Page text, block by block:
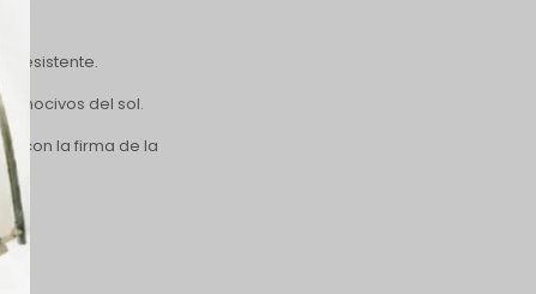
resistente.
nocivos del sol.
con la firma de la